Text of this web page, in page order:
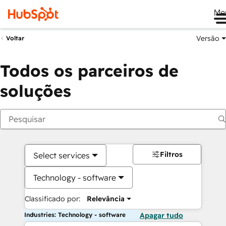
Voltar Versão
Todos os parceiros de
soluções
Select services
Technology - software
Classificado por: Relevância
Filtros
Industries: Technology - software Apagar tudo